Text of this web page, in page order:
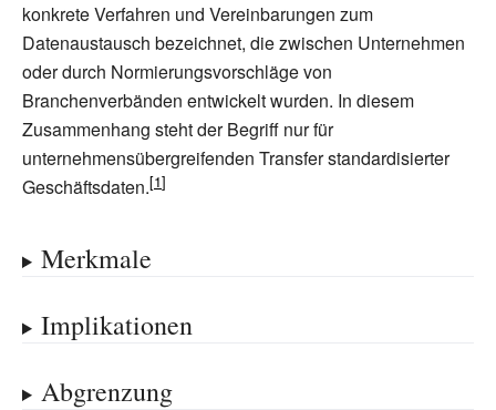
konkrete Verfahren und Vereinbarungen zum
Datenaustausch bezeichnet, die zwischen Unternehmen
oder durch Normierungsvorschläge von
Branchenverbänden entwickelt wurden. In diesem
Zusammenhang steht der Begriff nur für
unternehmensübergreifenden Transfer standardisierter
Geschäftsdaten.
Merkmale
Implikationen
Abgrenzung